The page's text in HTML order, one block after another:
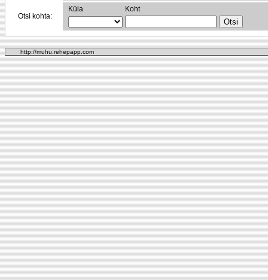
Otsi kohta:
Küla Koht
http://muhu.rehepapp.com